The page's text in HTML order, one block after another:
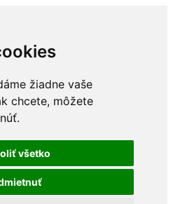
žiadne vaše
chcete, môžete
všetko